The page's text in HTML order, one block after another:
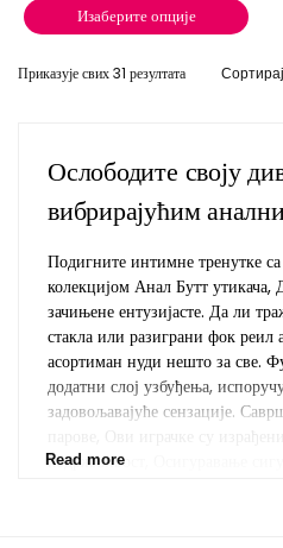
Изаберите опције
Приказује свих 31 резултата
Ослободите своју
вибрирајућим
Подигните интимне тренутке
колекцијом Анал Бутт утикача,
зачињене ентузијасте. Да ли
стакла или разиграни фок
асортиман нуди нешто за све.
додатни слој узбуђења,
задовољавајуће сензације.
издржљивост, Осигуравање
Read more